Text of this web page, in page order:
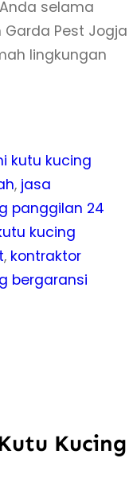
selama
Garda Pest Jogja
lingkungan
kutu kucing
, jasa
panggilan 24
kucing
, kontraktor
bergaransi
Kucing